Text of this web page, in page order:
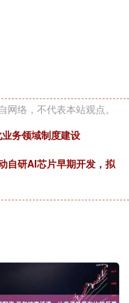
网络，不代表本站观点。
务领域制度建设
自研AI芯片早期开发，拟